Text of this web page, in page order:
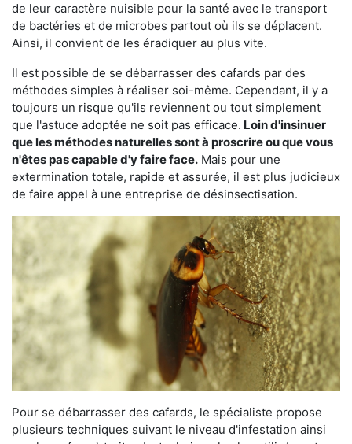
de leur caractère nuisible pour la santé avec le transport
de bactéries et de microbes partout où ils se déplacent.
Ainsi, il convient de les éradiquer au plus vite.
Il est possible de se débarrasser des cafards par des
méthodes simples à réaliser soi-même. Cependant, il y a
toujours un risque qu'ils reviennent ou tout simplement
que l'astuce adoptée ne soit pas efficace. Loin d'insinuer
que les méthodes naturelles sont à proscrire ou que vous
n'êtes pas capable d'y faire face. Mais pour une
extermination totale, rapide et assurée, il est plus judicieux
de faire appel à une entreprise de désinsectisation.
Pour se débarrasser des cafards, le spécialiste propose
plusieurs techniques suivant le niveau d'infestation ainsi